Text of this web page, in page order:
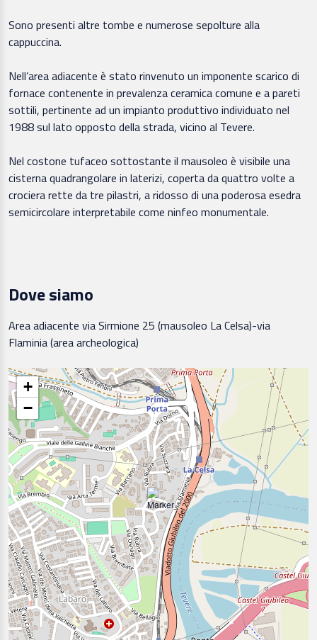
Sono presenti altre tombe e numerose sepolture alla
cappuccina.
Nell’area adiacente è stato rinvenuto un imponente scarico di
fornace contenente in prevalenza ceramica comune e a pareti
sottili, pertinente ad un impianto produttivo individuato nel
1988 sul lato opposto della strada, vicino al Tevere.
Nel costone tufaceo sottostante il mausoleo è visibile una
cisterna quadrangolare in laterizi, coperta da quattro volte a
crociera rette da tre pilastri, a ridosso di una poderosa esedra
semicircolare interpretabile come ninfeo monumentale.
Dove siamo
Area adiacente via Sirmione 25 (mausoleo La Celsa)-via
Flaminia (area archeologica)
+
−